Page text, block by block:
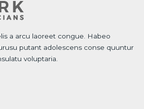
a arcu laoreet congue. Habeo
putant adolescens conse quuntur
voluptaria.